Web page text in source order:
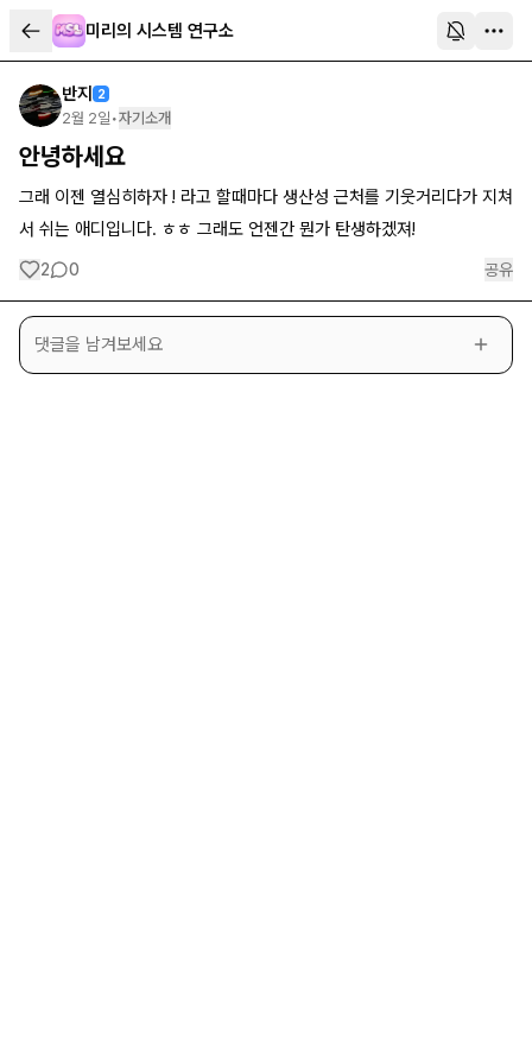
미리의 시스템 연구소
반지 2
2월 2일 •자기소개
안녕하세요
그래 이젠 열심히하자 ! 라고 할때마다 생산성 근처를 기웃거리다가 지쳐
서 쉬는 애디입니다. ㅎㅎ 그래도 언젠간 뭔가 탄생하겠져!
2 0 공유
댓글을 남겨보세요